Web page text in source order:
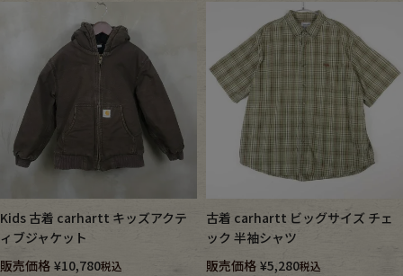
Bottoms Fafatt
レディース商品カテゴリーから探す
Bottoms
Outer One Piece
Fafatt Kidswear
Kids 古着 carhartt キッズアクテ
ィブジャケット
販売価格 ¥10,780税込
古着 carhartt ビッグサイズ チェ
ック 半袖シャツ
販売価格 ¥5,280税込